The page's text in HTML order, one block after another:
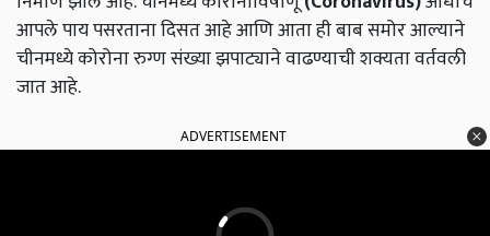
आपले पाय पसरताना दिसत आहे आणि आता ही बाब समोर आल्याने
चीनमध्ये कोरोना रुग्ण संख्या झपाट्याने वाढण्याची शक्यता वर्तवली
जात आहे.
ADVERTISEMENT